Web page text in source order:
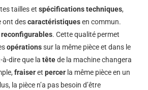
tailles et spécifications techniques,
ont descaractéristiquesen commun.
reconfigurables. Cette qualité permet
opérationssur la même pièce et dans le
à-dire que la têtede la machine changera
fraiseret percer la même pièce en un
la pièce n’a pas besoin d’être